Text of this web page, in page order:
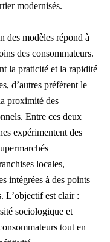
modernisés.
des modèles répond à
des consommateurs.
la praticité et la rapidité
d’autres préfèrent le
proximité des
Entre ces deux
expérimentent des
locales,
intégrées à des points
L’objectif est clair :
sociologique et
tout en